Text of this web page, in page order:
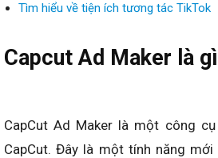
Tìm hiểu về tiện ích tương tác TikTok
Capcut Ad Maker là
CapCut Ad Maker là một công
CapCut. Đây là một tính năng